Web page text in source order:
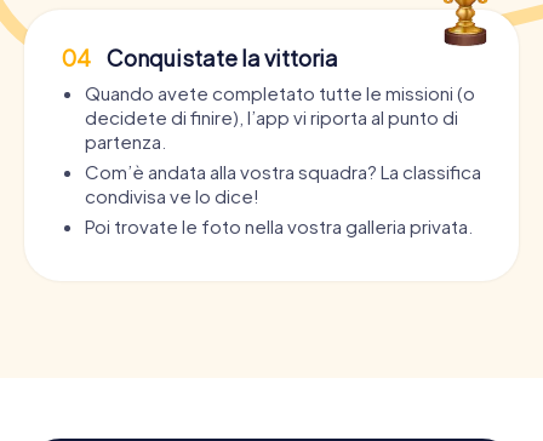
04 Conquistate la vittoria
Quando avete completato tutte le missioni (o
decidete di finire), l’app vi riporta al punto di
partenza.
Com’è andata alla vostra squadra? La classifica
condivisa ve lo dice!
Poi trovate le foto nella vostra galleria privata.